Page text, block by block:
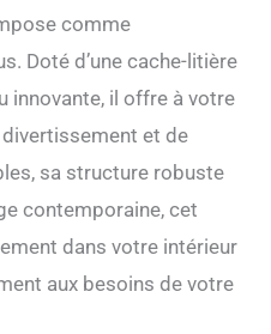
comme
Doté d’une cache-litière
innovante, il offre à votre
et de
sa structure robuste
contemporaine, cet
dans votre intérieur
aux besoins de votre